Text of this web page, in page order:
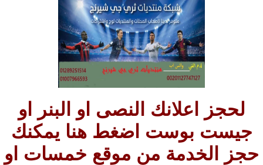
لحجز اعلانك النصى او البنر او
جيست بوست اضغط هنا يمكنك
حجز الخدمة من موقع خمسات او